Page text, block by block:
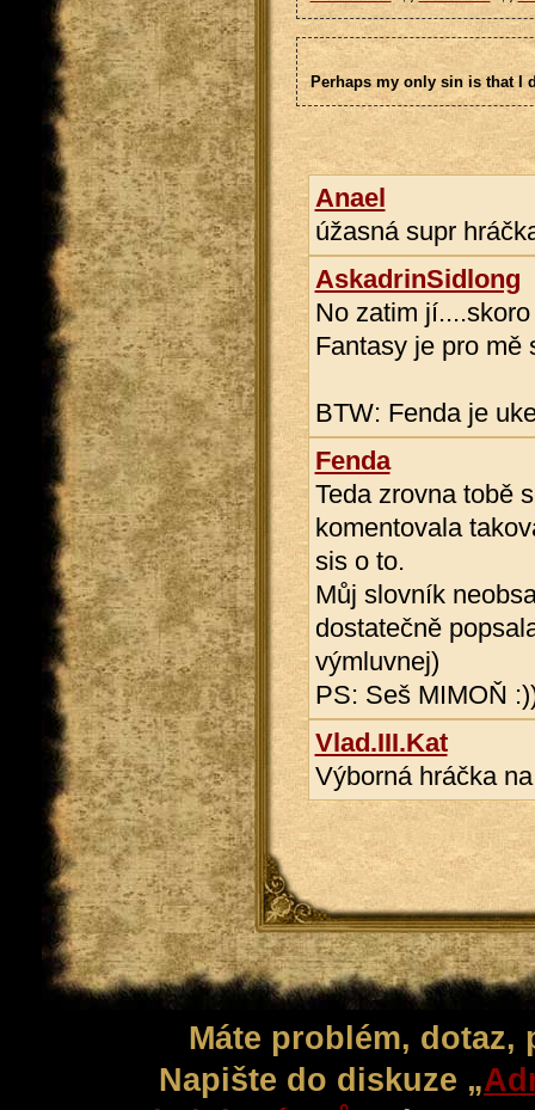
Perhaps my only sin is that I
Anael
úžasná supr
AskadrinSidlong
No zatim
Fantasy je pro mě
BTW: Fenda je
Fenda
Teda zrovna tobě
komentovala
sis o to.
Můj slovník
dostatečně
výmluvnej)
PS: Seš MIMOŇ
Vlad.III.Kat
Výborná hráčka
Máte problém,
Napište do diskuze „